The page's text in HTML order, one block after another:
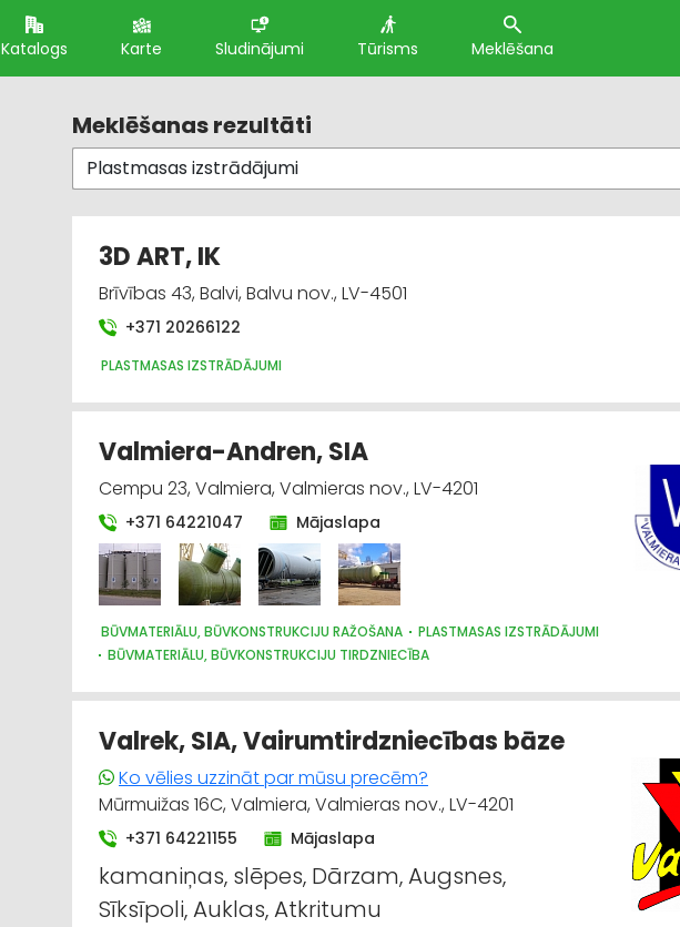
Katalogs Karte Sludinājumi Tūrisms Meklēšana
Meklēšanas rezultāti
3D ART, IK
Brīvības 43, Balvi, Balvu nov., LV-4501
+371 20266122
PLASTMASAS IZSTRĀDĀJUMI
Valmiera-Andren, SIA
Cempu 23, Valmiera, Valmieras nov., LV-4201
+371 64221047 Mājaslapa
BŪVMATERIĀLU, BŪVKONSTRUKCIJU RAŽOŠANA
PLASTMASAS IZSTRĀDĀJUMI
BŪVMATERIĀLU, BŪVKONSTRUKCIJU TIRDZNIECĪBA
Valrek, SIA, Vairumtirdzniecības bāze
Ko vēlies uzzināt par mūsu precēm?
Mūrmuižas 16C, Valmiera, Valmieras nov., LV-4201
+371 64221155 Mājaslapa
kamaniņas, slēpes, Dārzam, Augsnes,
Sīksīpoli, Auklas, Atkritumu